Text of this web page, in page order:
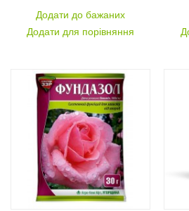
Додати до бажаних
Додати для порівняння